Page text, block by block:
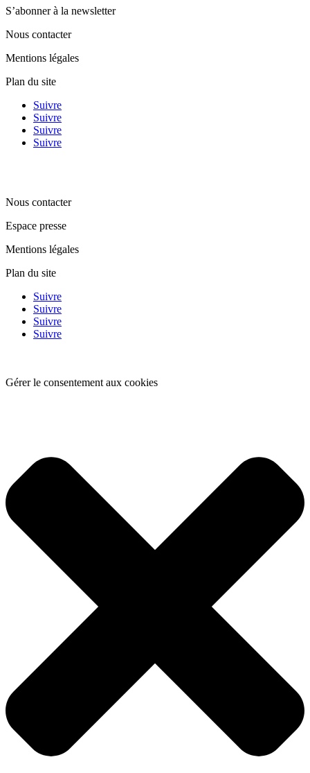
S’abonner à la newsletter
Nous contacter
Mentions légales
Plan du site
Suivre
Suivre
Suivre
Suivre
Nous contacter
Espace presse
Mentions légales
Plan du site
Suivre
Suivre
Suivre
Suivre
Gérer le consentement aux cookies